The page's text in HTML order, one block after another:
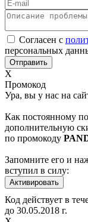
Согласен с
персональных
Х
Промокод
Ура, вы у нас на
Как постоянному
дополнительную
по промокоду
Запомните его и
вступил в силу:
Код действует в
до 30.05.2018 г.